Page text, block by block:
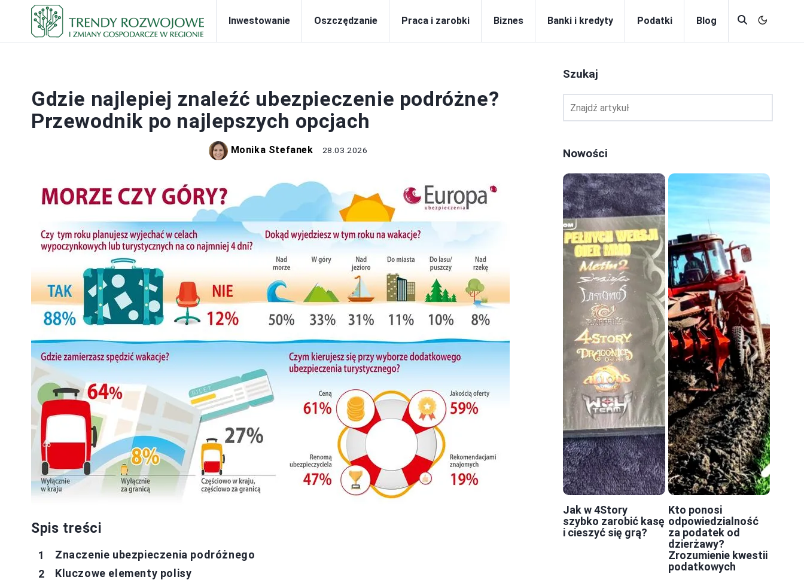
Inwestowanie Oszczędzanie Praca i zarobki Biznes Banki i kredyty Podatki Blog
Gdzie najlepiej znaleźć ubezpieczenie podróżne?
Przewodnik po najlepszych opcjach
Monika Stefanek 28.03.2026
Spis treści
Znaczenie ubezpieczenia podróżnego
Kluczowe elementy polisy
Szukaj
Nowości
Jak w 4Story
szybko zarobić kasę
i cieszyć się grą?
Kto ponosi
odpowiedzialność
za podatek od
dzierżawy?
Zrozumienie kwestii
podatkowych